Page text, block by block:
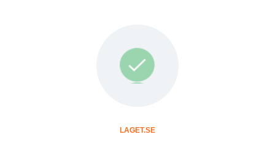
LAGET.SE